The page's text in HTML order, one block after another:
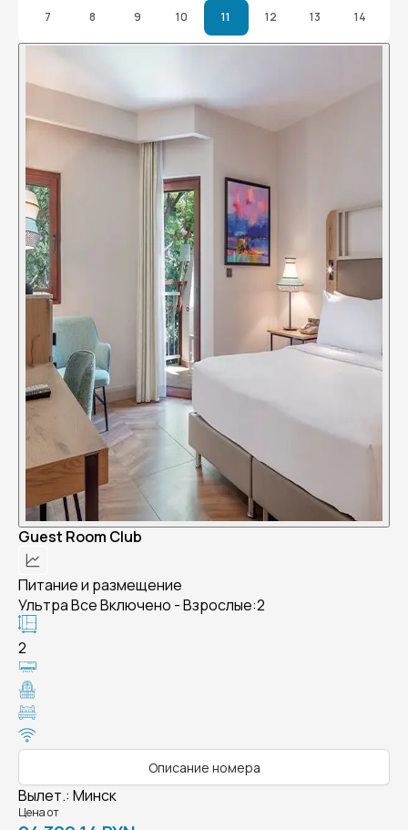
7 8 9 10 11 12 13 14
Guest Room Club
Питание и размещение
Ультра Все Включено - Взрослые:2
2
Описание номера
Вылет.: Минск
Цена от